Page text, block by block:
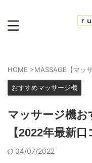
HOME >MASSAGE【マッサ
おすすめマッサージ機
マッサージ機
【2022年最新口
04/07/2022